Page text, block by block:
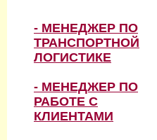
- МЕНЕДЖЕР ПО
ТРАНСПОРТНОЙ
ЛОГИСТИКЕ
- МЕНЕДЖЕР ПО
РАБОТЕ С
КЛИЕНТАМИ